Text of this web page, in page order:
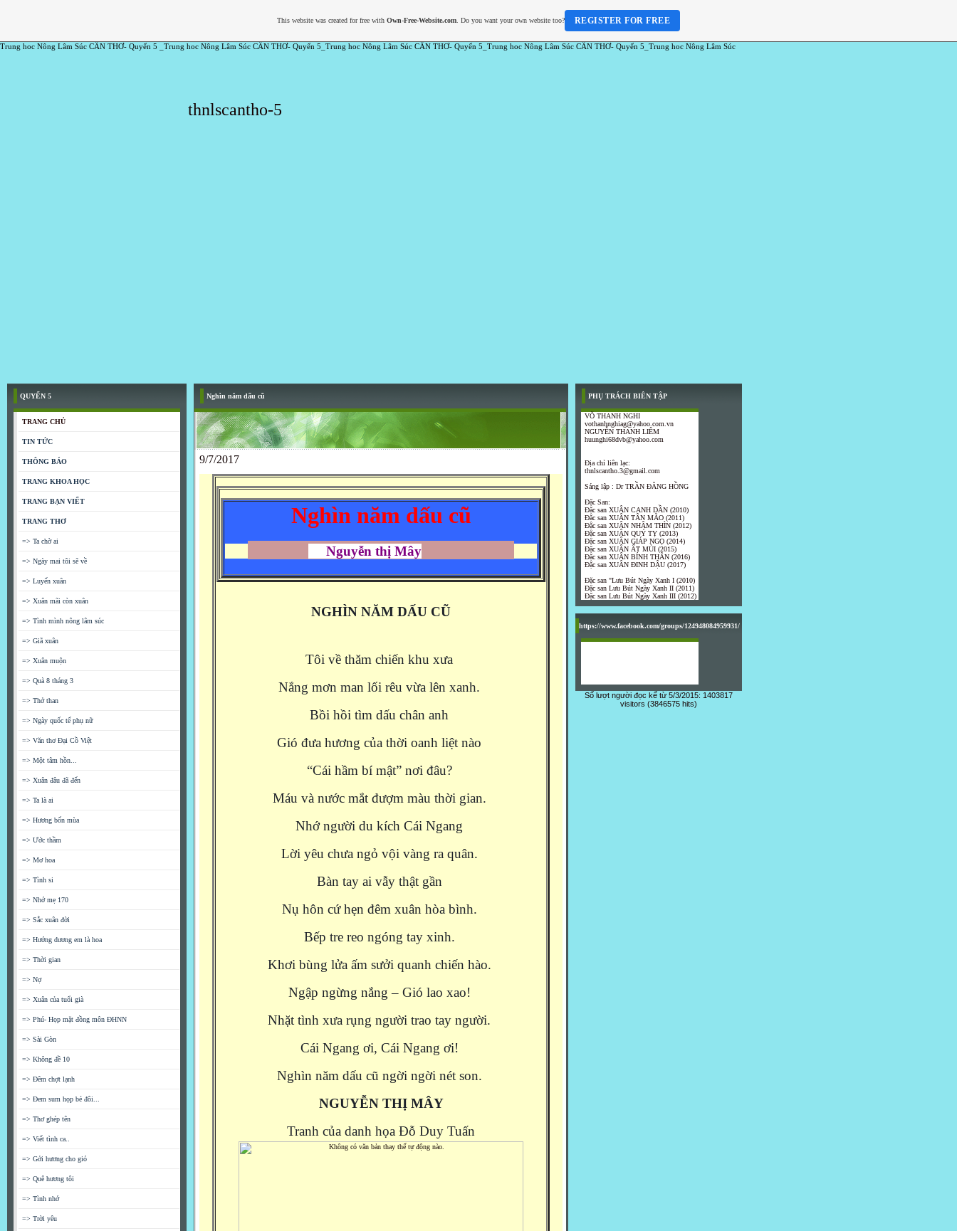
Trung hoc Nông Lâm Súc CẦN THƠ- Quyển 5 _Trung hoc Nông Lâm Súc CẦN THƠ- Quyển 5_Trung hoc Nông Lâm Súc CẦN THƠ- Quyển 5_Trung hoc Nông Lâm Súc CẦN THƠ- Quyển 5_Trung hoc Nông Lâm Súc
thnlscantho-5
QUYỂN 5
TRANG CHỦ
TIN TỨC
THÔNG BÁO
TRANG KHOA HỌC
TRANG BẠN VIẾT
TRANG THƠ
=> Ta chờ ai
=> Ngày mai tôi sẽ về
=> Luyến xuân
=> Xuân mãi còn xuân
=> Tình mình nông lâm súc
=> Giã xuân
=> Xuân muộn
=> Quà 8 tháng 3
=> Thở than
=> Ngày quốc tế phụ nữ
=> Văn thơ Đại Cồ Việt
=> Một tâm hồn...
=> Xuân đâu đã đến
=> Ta là ai
=> Hương bốn mùa
=> Ước thầm
=> Mơ hoa
=> Tình si
=> Nhớ mẹ 170
=> Sắc xuân đời
=> Hướng dương em là hoa
=> Thời gian
=> Nợ
=> Xuân của tuổi già
=> Phú- Họp mặt đồng môn ĐHNN
=> Sài Gòn
=> Không đề 10
=> Đêm chợt lạnh
=> Đem sum họp bẻ đôi...
=> Thơ ghép tên
=> Viết tình ca..
=> Gởi hương cho gió
=> Quê hương tôi
=> Tình nhớ
=> Trời yêu
Nghìn năm dấu cũ
9/7/2017
Nghìn năm dấu cũ
Nguyễn thị Mây
NGHÌN NĂM DẤU CŨ
Tôi về thăm chiến khu xưa
Nắng mơn man lối rêu vừa lên xanh.
Bồi hồi tìm dấu chân anh
Gió đưa hương của thời oanh liệt nào
“Cái hầm bí mật” nơi đâu?
Máu và nước mắt đượm màu thời gian.
Nhớ người du kích Cái Ngang
Lời yêu chưa ngỏ vội vàng ra quân.
Bàn tay ai vẫy thật gần
Nụ hôn cứ hẹn đêm xuân hòa bình.
Bếp tre reo ngóng tay xinh.
Khơi bùng lửa ấm sưởi quanh chiến hào.
Ngập ngừng nắng – Gió lao xao!
Nhặt tình xưa rụng người trao tay người.
Cái Ngang ơi, Cái Ngang ơi!
Nghìn năm dấu cũ ngời ngời nét son.
NGUYỄN THỊ MÂY
Tranh của danh họa Đỗ Duy Tuấn
PHỤ TRÁCH BIÊN TẬP
VÕ THANH NGHI
vothanhnghiag@yahoo.com.vn
NGUYỄN THANH LIÊM
huunghi68dvb@yahoo.com
Địa chỉ liên lạc:
thnlscantho.3@gmail.com
Sáng lập : Dr TRẦN ĐĂNG HỒNG
Đặc San:
Đặc san XUÂN CANH DẦN (2010)
Đặc san XUÂN TÂN MÃO (2011)
Đặc san XUÂN NHÂM THÌN (2012)
Đặc san XUÂN QUÝ TỴ (2013)
Đặc san XUÂN GIÁP NGỌ (2014)
Đặc san XUÂN ẤT MÙI (2015)
Đặc san XUÂN BÍNH THÂN (2016)
Đặc san XUÂN ĐINH DẬU (2017)
Đặc san "Lưu Bút Ngày Xanh I (2010)
Đặc san Lưu Bút Ngày Xanh II (2011)
Đặc san Lưu Bút Ngày Xanh III (2012)
https://www.facebook.com/groups/124948084959931/
Số lượt người đọc kể từ 5/3/2015: 1403817
visitors (3846575 hits)
This website was created for free with Own-Free-Website.com. Do you want your own website too? REGISTER FOR FREE